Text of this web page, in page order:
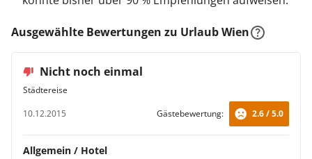
Ausgewählte Bewertungen zu Urlaub Wien
Nicht noch einmal
Städtereise
10.12.2015
Gästebewertung: 2.6 / 5.0
Allgemein / Hotel